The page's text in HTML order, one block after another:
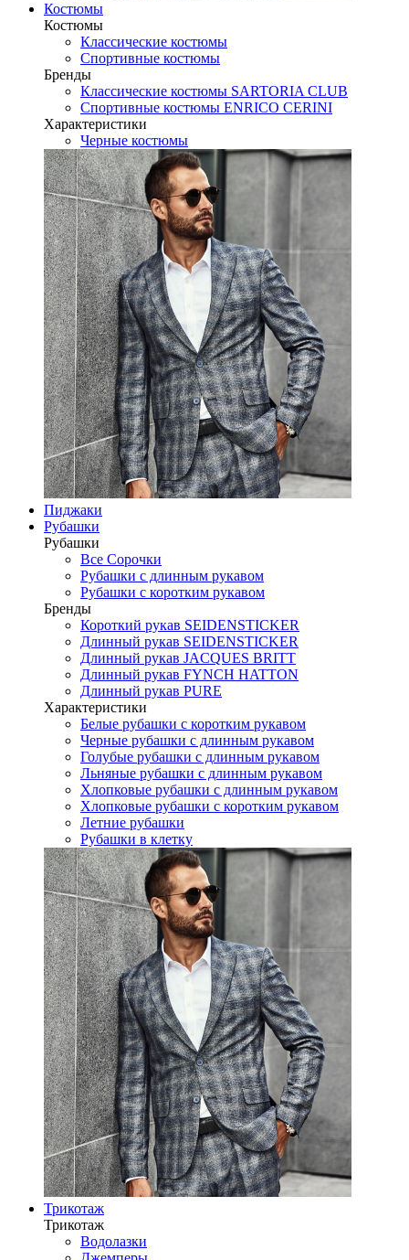
Костюмы
Костюмы
Классические костюмы
Спортивные костюмы
Бренды
Классические костюмы SARTORIA CLUB
Спортивные костюмы ENRICO CERINI
Характеристики
Черные костюмы
Пиджаки
Рубашки
Рубашки
Все Сорочки
Рубашки с длинным рукавом
Рубашки с коротким рукавом
Бренды
Короткий рукав SEIDENSTICKER
Длинный рукав SEIDENSTICKER
Длинный рукав JAСQUES BRITT
Длинный рукав FYNCH HATTON
Длинный рукав PURE
Характеристики
Белые рубашки с коротким рукавом
Черные рубашки с длинным рукавом
Голубые рубашки с длинным рукавом
Льняные рубашки с длинным рукавом
Хлопковые рубашки с длинным рукавом
Хлопковые рубашки с коротким рукавом
Летние рубашки
Рубашки в клетку
Трикотаж
Трикотаж
Водолазки